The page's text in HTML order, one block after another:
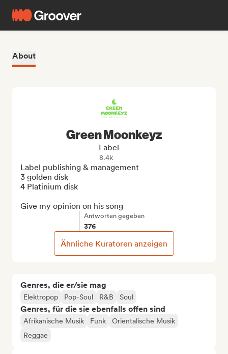
About
Genres, die er/sie mag
Elektropop Pop-Soul R&B Soul
Genres, für die sie ebenfalls offen sind
Afrikanische Musik Funk
Orientalische Musik
Reggae
Green Moonkeyz
Label
8.4k
Label publishing & management
3 golden disk
4 Platinium disk
Give my opinion on his song
Antworten gegeben
376
Ähnliche Kuratoren anzeigen